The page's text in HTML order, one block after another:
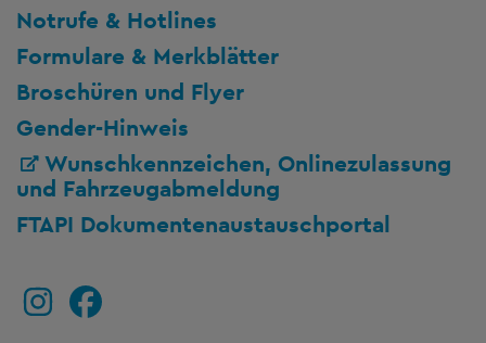
Notrufe & Hotlines
Formulare & Merkblätter
Broschüren und Flyer
Gender-Hinweis
Wunschkennzeichen, Onlinezulassung
und Fahrzeugabmeldung
FTAPI Dokumentenaustauschportal